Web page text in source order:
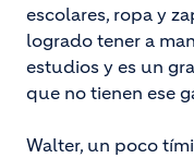
escolares, ropa y
logrado tener a
estudios y es un
que no tienen ese
Walter, un poco